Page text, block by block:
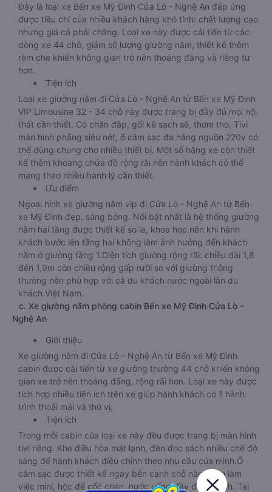
Đây là loại xe Bến xe Mỹ Đình Cửa Lò - Nghệ An đáp ứng
được tiêu chí của nhiều khách hàng khó tính: chất lượng cao
nhưng giá cả phải chăng. Loại xe này được cải tiến từ các
dòng xe 44 chỗ, giảm số lượng giường nằm, thiết kế thêm
rèm che khiến không gian trở nên thoáng đãng và riêng tư
hơn.
Tiện ích
Loại xe giường nằm đi Cửa Lò - Nghệ An từ Bến xe Mỹ Đình
VIP Limousine 32 - 34 chỗ này được trang bị đầy đủ mọi nội
thất cần thiết. Có chăn đắp, gối kê sạch sẽ, thơm tho, Tivi
màn hình phẳng siêu nét, ổ cắm sạc đa năng nguồn 220v có
thể dùng chung cho nhiều thiết bị. Một số hãng xe còn thiết
kế thêm khoang chứa đồ rộng rãi nên hành khách có thể
mang theo nhiều hành lý cần thiết.
Ưu điểm
Ngoại hình xe giường nằm vip đi Cửa Lò - Nghệ An từ Bến
xe Mỹ Đình đẹp, sáng bóng. Nổi bật nhất là hệ thống giường
nằm hai tầng được thiết kế so le, khoa học nên khi hành
khách bước lên tầng hai không làm ảnh hưởng đến khách
nằm ở giường tầng 1.Diện tích giường rộng rãi: chiều dài 1,8
đến 1,9m còn chiều rộng gấp rưỡi so với giường thông
thường nên phù hợp với cả du khách nước ngoài lẫn du
khách Việt Nam.
c. Xe giường nằm phòng cabin Bến xe Mỹ Đình Cửa Lò -
Nghệ An
Giới thiệu
Xe giường nằm đi Cửa Lò - Nghệ An từ Bến xe Mỹ Đình
cabin được cải tiến từ xe giường thường 44 chỗ khiến không
gian xe trở nên thoáng đãng, rộng rãi hơn. Loại xe này được
tích hợp nhiều tiện ích trên xe giúp hành khách có 1 hành
trình thoải mái và thú vị.
Tiện ích
Trong mỗi cabin của loại xe này đều được trang bị màn hình
tivi riêng. Khe điều hòa mát lạnh, đèn đọc sách nhiều chế độ
sáng để hành khách điều chỉnh theo nhu cầu của mình.Ổ
cắm sạc được thiết kế ngay bên cạnh chỗ nằm, bàn làm
việc mini, hộc để cốc chén, nước uống đầy đủ tiện ích. Tai